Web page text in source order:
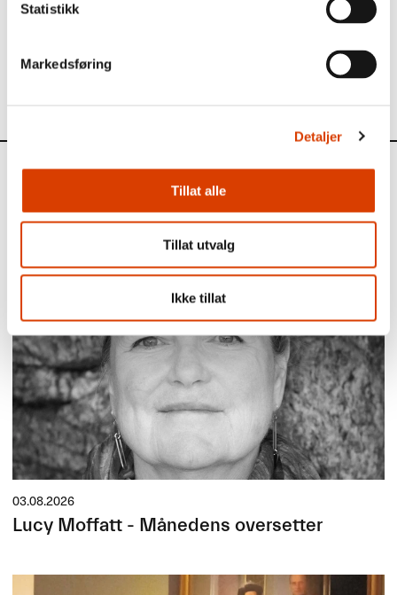
Statistikk
Markedsføring
Detaljer
Tillat alle
Tillat utvalg
Ikke tillat
Se engelsk presentasjon av boken
Siste saker
03.08.2026
Lucy Moffatt - Månedens oversetter